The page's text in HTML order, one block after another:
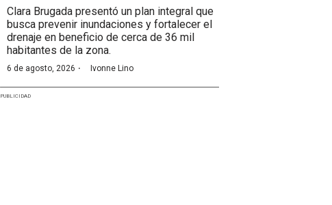
Clara Brugada presentó un plan integral que
busca prevenir inundaciones y fortalecer el
drenaje en beneficio de cerca de 36 mil
habitantes de la zona.
6 de agosto, 2026 · Ivonne Lino
PUBLICIDAD